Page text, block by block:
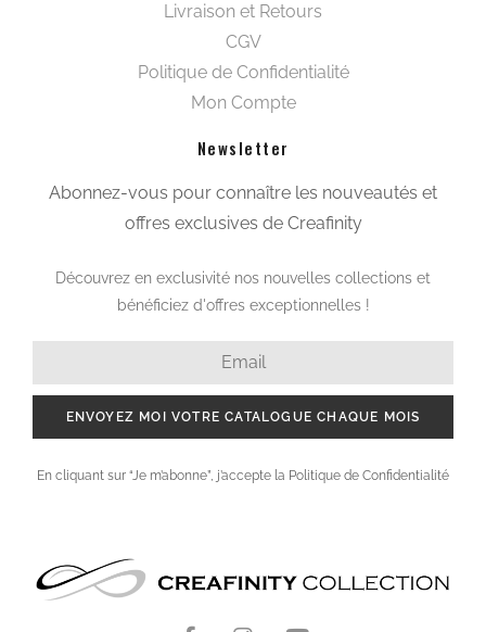
Livraison et Retours
CGV
Politique de Confidentialité
Mon Compte
Newsletter
Abonnez-vous pour connaître les nouveautés et
offres exclusives de Creafinity
Découvrez en exclusivité nos nouvelles collections et
bénéficiez d'offres exceptionnelles !
ENVOYEZ MOI VOTRE CATALOGUE CHAQUE MOIS
En cliquant sur “Je m’abonne”, j’accepte la Politique de Confidentialité